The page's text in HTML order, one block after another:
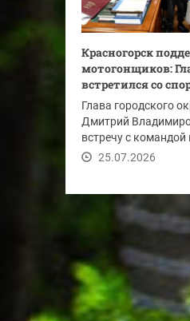
Красногорск
мотогонщиков:
встретился со
Глава городского
Дмитрий
встречу с
центра...
25.07.2026